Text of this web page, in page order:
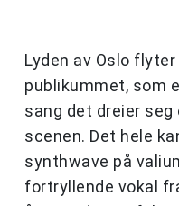
Lyden av Oslo
publikummet, som
sang det dreier seg
scenen. Det hele
synthwave på
fortryllende vokal